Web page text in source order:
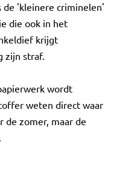
de 'kleinere criminelen'
die ook in het
krijgt
zijn straf.
wordt
weten direct waar
de zomer, maar de